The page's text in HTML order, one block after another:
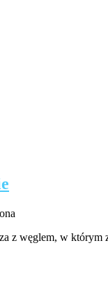
z węglem, w